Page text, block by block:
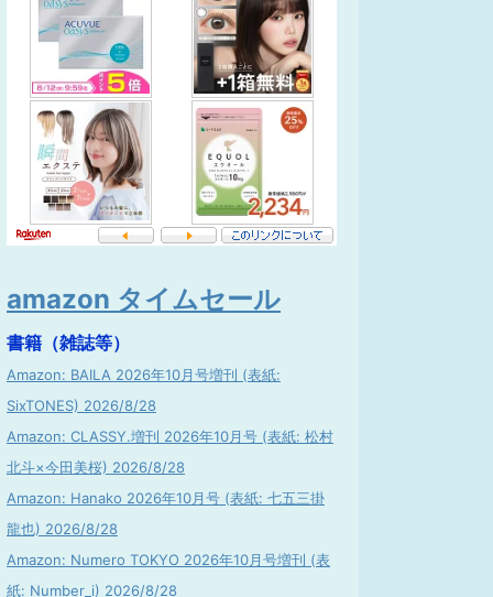
amazon タイムセール
書籍（雑誌等）
Amazon: BAILA 2026年10月号増刊 (表紙:
SixTONES) 2026/8/28
Amazon: CLASSY.増刊 2026年10月号 (表紙: 松村
北斗×今田美桜) 2026/8/28
Amazon: Hanako 2026年10月号 (表紙: 七五三掛
龍也) 2026/8/28
Amazon: Numero TOKYO 2026年10月号増刊 (表
紙: Number_i) 2026/8/28